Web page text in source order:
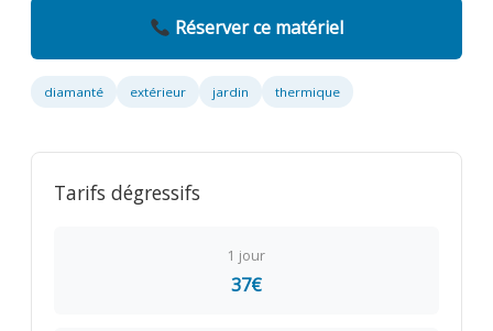
Réserver ce matériel
diamanté extérieur jardin thermique
Tarifs dégressifs
1 jour
37€